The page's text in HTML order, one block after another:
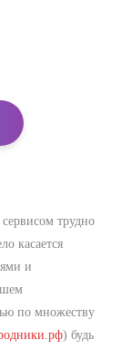
трудно
касается
и
по множеству
) будь